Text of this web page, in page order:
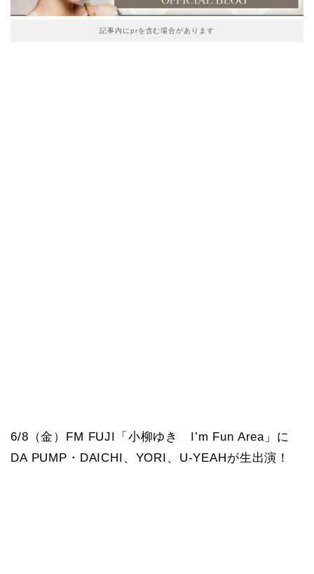
記事内にprを含む場合があります
6/8（金）FM FUJI「小柳ゆき I’m Fun Area」に
DA PUMP・DAICHI、YORI、U-YEAHが生出演！